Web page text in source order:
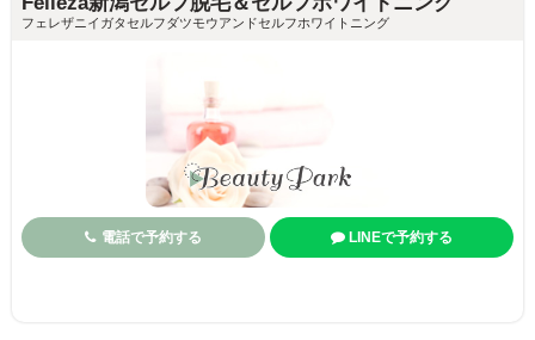
フェレザニイガタセルフダツモウアンドセルフホワイトニング
電話で予約する LINEで予約する